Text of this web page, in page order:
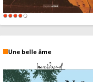
Une belle âme